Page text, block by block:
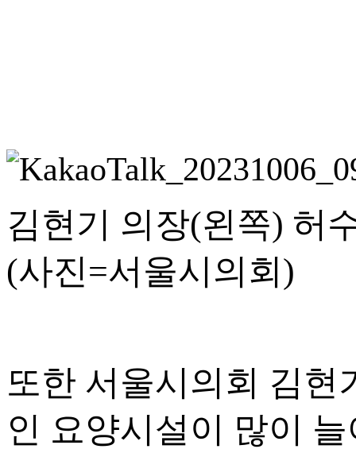
김현기 의장(왼쪽) 허
(사진=서울시의회)
또한 서울시의회 김현
인 요양시설이 많이